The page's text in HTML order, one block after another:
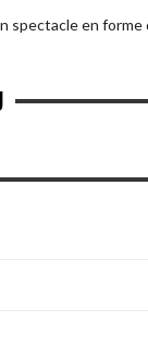
spectacle en forme